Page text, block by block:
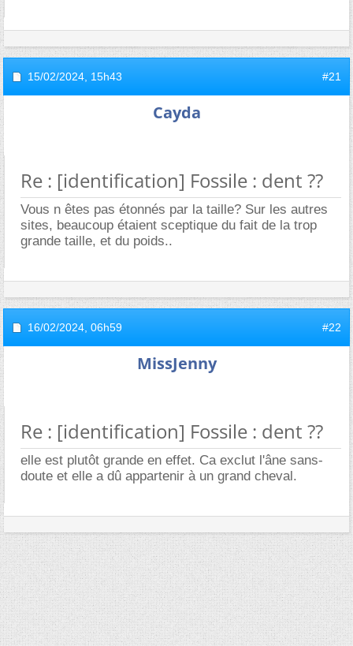
15/02/2024, 15h43 #21
Cayda
Re : [identification] Fossile : dent ??
Vous n êtes pas étonnés par la taille? Sur les autres
sites, beaucoup étaient sceptique du fait de la trop
grande taille, et du poids..
16/02/2024, 06h59 #22
MissJenny
Re : [identification] Fossile : dent ??
elle est plutôt grande en effet. Ca exclut l'âne sans-
doute et elle a dû appartenir à un grand cheval.